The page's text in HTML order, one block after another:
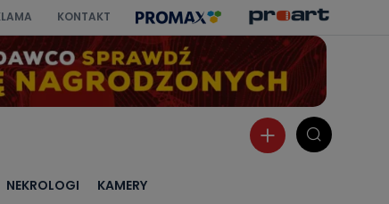
KONTAKT
NEKROLOGI KAMERY